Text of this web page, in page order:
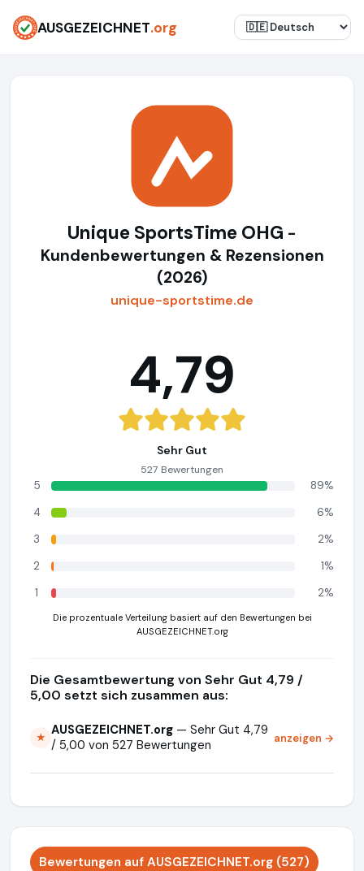
AUSGEZEICHNET.org
Unique SportsTime OHG -
Kundenbewertungen & Rezensionen
(2026)
unique-sportstime.de
4,79
Sehr Gut
527 Bewertungen
5
89%
4
6%
3
2%
2
1%
1
2%
Die prozentuale Verteilung basiert auf den Bewertungen bei
AUSGEZEICHNET.org
Die Gesamtbewertung von Sehr Gut 4,79 /
5,00 setzt sich zusammen aus:
★ AUSGEZEICHNET.org — Sehr Gut 4,79
/ 5,00 von 527 Bewertungen
anzeigen →
Bewertungen auf AUSGEZEICHNET.org (527)